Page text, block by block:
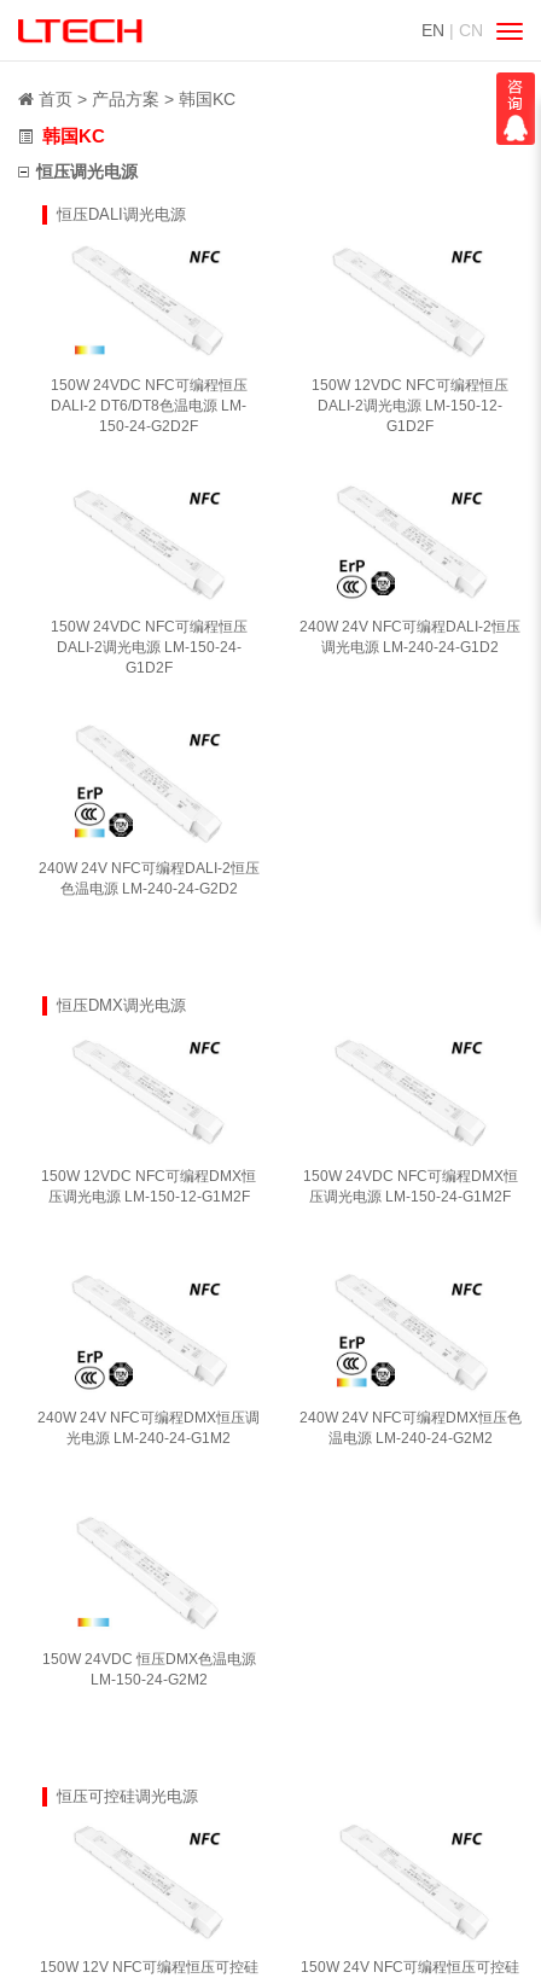
EN | CN
切
换
导
航
首页 产品方案 韩国KC
韩国KC
恒压调光电源
恒压DALI调光电源
150W 24VDC NFC可编程恒压
DALI-2 DT6/DT8色温电源 LM-
150-24-G2D2F
150W 12VDC NFC可编程恒压
DALI-2调光电源 LM-150-12-
G1D2F
150W 24VDC NFC可编程恒压
DALI-2调光电源 LM-150-24-
G1D2F
240W 24V NFC可编程DALI-2恒压
调光电源 LM-240-24-G1D2
240W 24V NFC可编程DALI-2恒压
色温电源 LM-240-24-G2D2
恒压DMX调光电源
150W 12VDC NFC可编程DMX恒
压调光电源 LM-150-12-G1M2F
150W 24VDC NFC可编程DMX恒
压调光电源 LM-150-24-G1M2F
240W 24V NFC可编程DMX恒压调
光电源 LM-240-24-G1M2
240W 24V NFC可编程DMX恒压色
温电源 LM-240-24-G2M2
150W 24VDC 恒压DMX色温电源
LM-150-24-G2M2
恒压可控硅调光电源
150W 12V NFC可编程恒压可控硅
150W 24V NFC可编程恒压可控硅